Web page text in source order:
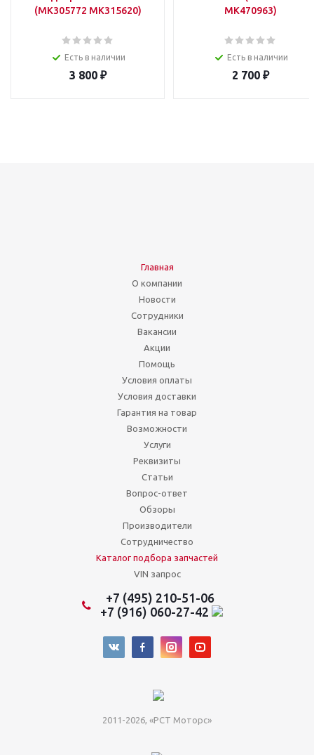
(MK305772 MK315620)
Есть в наличии
3 800₽
MK470963)
Есть в наличии
2 700₽
Главная
О компании
Новости
Сотрудники
Вакансии
Акции
Помощь
Условия оплаты
Условия доставки
Гарантия на товар
Возможности
Услуги
Реквизиты
Статьи
Вопрос-ответ
Обзоры
Производители
Сотрудничество
Каталог подбора запчастей
VIN запрос
+7 (495) 210-51-06
+7 (916) 060-27-42
2011-2026, «РСТ Моторс»